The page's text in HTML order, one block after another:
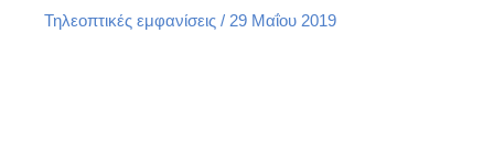
Τηλεοπτικές εμφανίσεις / 29 Μαΐου 2019